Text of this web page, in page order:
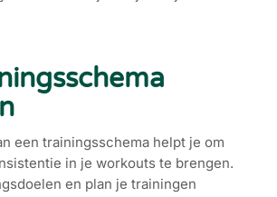
een trainingsschema helpt je om
in je workouts te brengen.
en plan je trainingen